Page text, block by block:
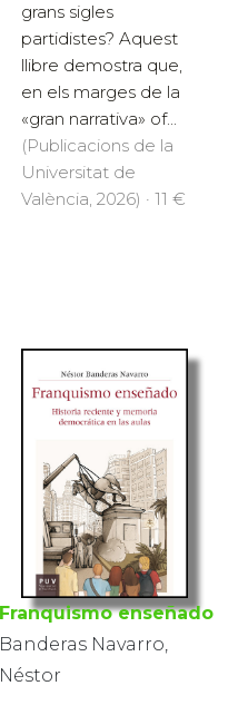
grans sigles
partidistes? Aquest
llibre demostra que,
en els marges de la
«gran narrativa» of...
(Publicacions de la
Universitat de
València, 2026) · 11 €
Franquismo enseñado
Banderas Navarro,
Néstor